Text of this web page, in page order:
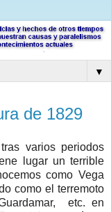
▼
de 1829
varios periodos
lugar un terrible
como Vega
como el terremoto
etc. en